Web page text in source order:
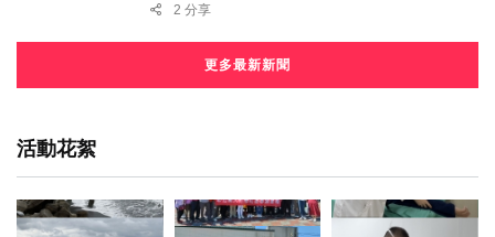
2 分享
更多最新新聞
活動花絮